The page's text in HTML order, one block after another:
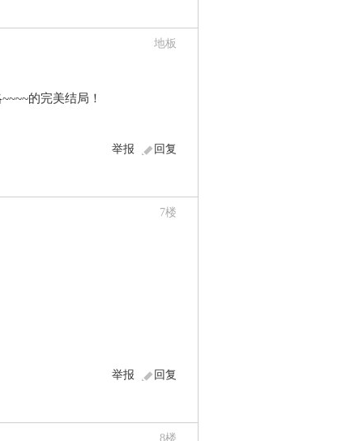
地板
的完美结局！
回复
举报
7楼
回复
举报
8楼